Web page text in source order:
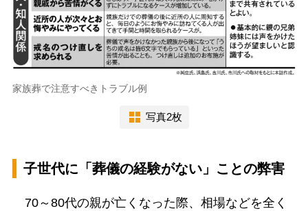
家族葬で注意すべきトラブル例
写真2枚
子世代に「葬儀の経験がない」ことの弊害
70～80代の親が亡くなった際、相場などを全く